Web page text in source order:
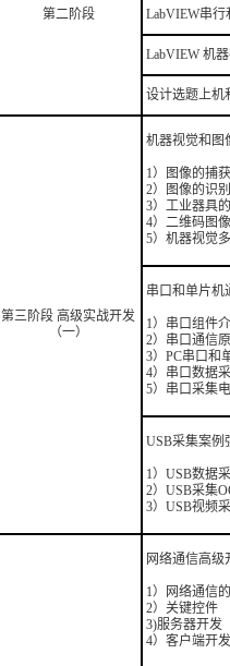
第二阶段 LabVIEW串
LabVIEW 机
设计选题上机
第三阶段 高级实战开发
（一）
机器视觉和图
1）图像的捕
2）图像的识别
3）工业器具
4）二维码图
5）机器视觉
串口和单片机
1）串口组件
2）串口通信
3）PC串口和
4）串口数据
5）串口采集
USB采集案例
1）USB数据
2）USB采集
3）USB视频
网络通信高级
1）网络通信
2）关键控件
3)服务器开发
4）客户端开发